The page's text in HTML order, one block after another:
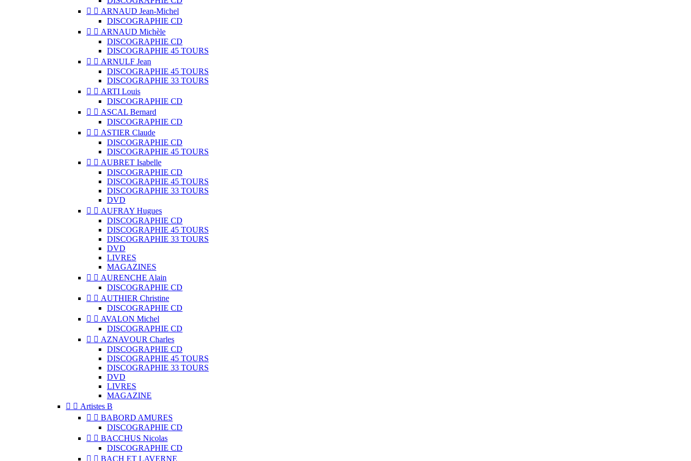
  ARNAUD Jean-Michel
DISCOGRAPHIE CD
  ARNAUD Michèle
DISCOGRAPHIE CD
DISCOGRAPHIE 45 TOURS
  ARNULF Jean
DISCOGRAPHIE 45 TOURS
DISCOGRAPHIE 33 TOURS
  ARTI Louis
DISCOGRAPHIE CD
  ASCAL Bernard
DISCOGRAPHIE CD
  ASTIER Claude
DISCOGRAPHIE CD
DISCOGRAPHIE 45 TOURS
  AUBRET Isabelle
DISCOGRAPHIE CD
DISCOGRAPHIE 45 TOURS
DISCOGRAPHIE 33 TOURS
DVD
  AUFRAY Hugues
DISCOGRAPHIE CD
DISCOGRAPHIE 45 TOURS
DISCOGRAPHIE 33 TOURS
DVD
LIVRES
MAGAZINES
  AURENCHE Alain
DISCOGRAPHIE CD
  AUTHIER Christine
DISCOGRAPHIE CD
  AVALON Michel
DISCOGRAPHIE CD
  AZNAVOUR Charles
DISCOGRAPHIE CD
DISCOGRAPHIE 45 TOURS
DISCOGRAPHIE 33 TOURS
DVD
LIVRES
MAGAZINE
  Artistes B
  BABORD AMURES
DISCOGRAPHIE CD
  BACCHUS Nicolas
DISCOGRAPHIE CD
  BACH ET LAVERNE